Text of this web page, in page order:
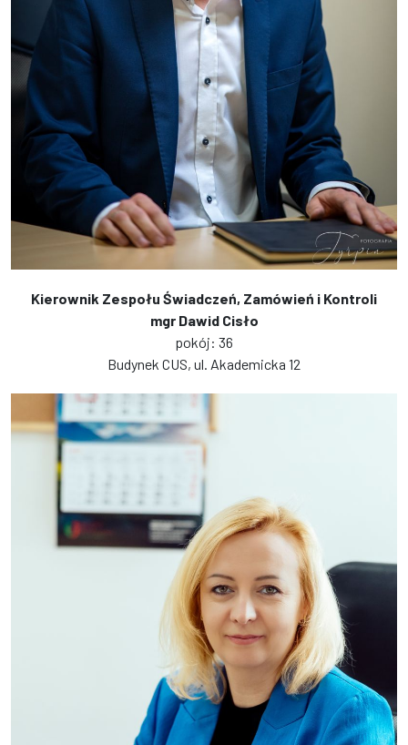
Kierownik Zespołu Świadczeń, Zamówień i Kontroli
mgr Dawid Cisło
pokój: 36
Budynek CUS, ul. Akademicka 12